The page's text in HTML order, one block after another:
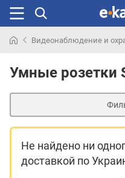
раньше
Видеонаблюдение и
Умные розетки
Не найдено ни
доставкой по